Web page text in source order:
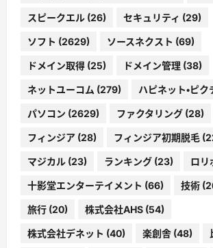
スピークエル (26) セキュリティ (29)
ソフト (2629) ソースネクスト (69)
ドメイン取得 (25) ドメイン管理 (38)
ネットユーコム (279) ハピネット・ピ
パソコン (2629) ファクタリング (28)
フィンジア (28) フィンジア初期脱毛
マジカル (23) ランキング (23) ロリ
十影堂エンターテイメント (66) 技術
旅行 (20) 株式会社AHS (54)
株式会社デネット (40) 楽創舎 (48)